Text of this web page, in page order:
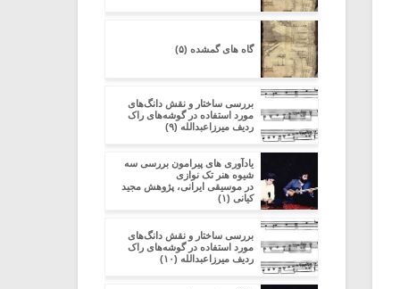
گاه های گمشده (۵)
بررسی ساختار و نقش دانگ‌های
مورد استفاده در گوشه‌های راک
ردیف میرزاعبدالله (۹)
یادآوری های پیرامون بررسی سه
شیوه هنر تک نوازی
در موسیقی ایرانی، پژوهش مجید
کیانی (۱)
بررسی ساختار و نقش دانگ‌های
مورد استفاده در گوشه‌های راک
ردیف میرزاعبدالله (۱۰)